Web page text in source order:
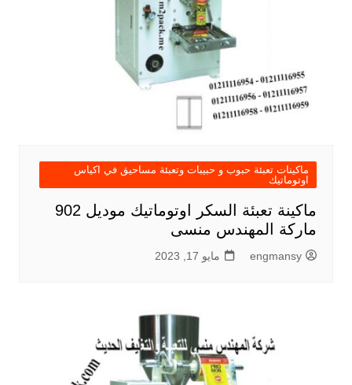
ماكينات تعبئة حبوب و حبيبات وتعبئة مساحيق في اكياس
اوتوماتيك
ماكينة تعبئة السكر اوتوماتيك موديل 902
ماركة المهندس منسى
engmansy مايو 17, 2023